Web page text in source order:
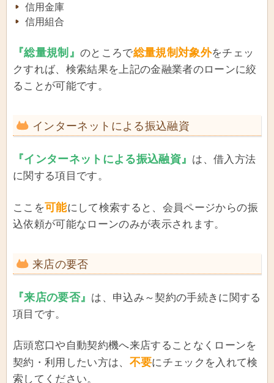
信用金庫
信用組合
『総量規制』のところで総量規制対象外をチェッ
クすれば、検索結果を上記の金融業者のローンに絞
ることが可能です。
インターネットによる振込融資
『インターネットによる振込融資』 は、借入方法
に関する項目です。
ここを可能にして検索すると、会員ページからの振
込依頼が可能なローンのみが表示されます。
来店の要否
『来店の要否』 は、申込み～契約の手続きに関する
項目です。
店頭窓口や自動契約機へ来店することなくローンを
契約・利用したい方は、 不要にチェックを入れて検
索してください。